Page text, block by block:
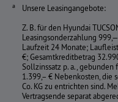
Unsere Leasingangebote:
Z. B. für den Hyundai
Leasingsonderzahlung
Laufzeit 24 Monate;
€; Gesamtkreditbetrag
Sollzinssatz p. a.,
1.399,– € Nebenkosten, die
Co. KG zu entrichten sind.
Vertragsende separat